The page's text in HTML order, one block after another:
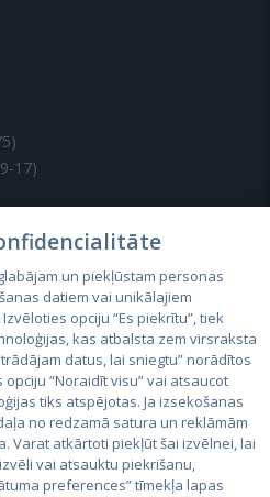
17)
un piekļūstam personas
datiem vai unikālajiem
opciju “Es piekrītu”, tiek
kas atbalsta zem virsraksta
datus, lai sniegtu” norādītos
“Noraidīt visu” vai atsaucot
tiks atspējotas. Ja izsekošanas
no redzamā satura un reklāmām
Varat atkārtoti piekļūt šai izvēlnei, lai
vai atsauktu piekrišanu,
preferences” tīmekļa lapas